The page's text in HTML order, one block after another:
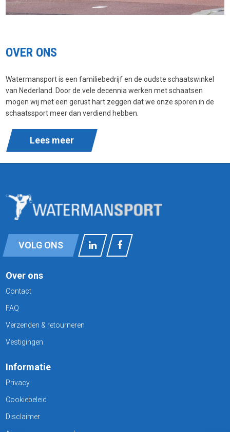
OVER ONS
Watermansport is een familiebedrijf en de oudste schaatswinkel
van Nederland. Door de vele decennia werken met schaatsen
mogen wij met een gerust hart zeggen dat we onze sporen in de
schaatssport meer dan verdiend hebben.
Lees meer
VOLG ONS
Over ons
Contact
FAQ
Verzenden & retourneren
Vestigingen
Informatie
Privacy
Cookiebeleid
Disclaimer